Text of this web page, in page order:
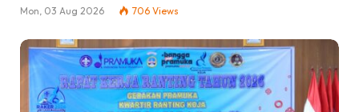
Mon, 03 Aug 2026 706 Views